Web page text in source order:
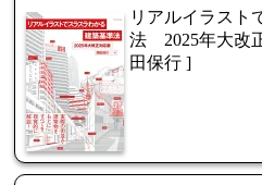
リアルイラスト
法 2025年大改
田保行 ]